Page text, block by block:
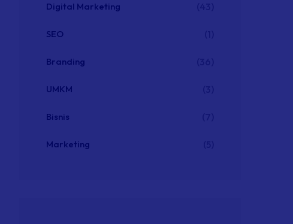
Digital Marketing
SEO
Branding
UMKM
Bisnis
Marketing